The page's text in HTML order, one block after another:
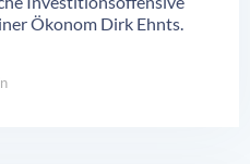
Ökonom Dirk Ehnts.